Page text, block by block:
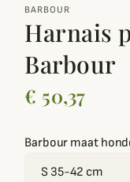
BARBOUR
Harnais
Barbour
€ 50,37
Barbour maat